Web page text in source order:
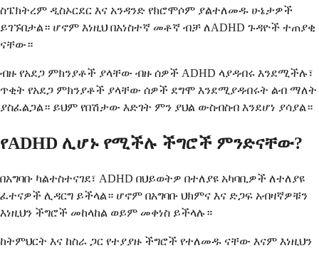
ስፔክትረም ዲስኦርደር እና አንዳንድ የክሮሞሶም ያልተለመዱ ሁኔታዎች
ይገኙበታል። ሆኖም እነዚህ በአነስተኛ መቶኛ ብቻ ለADHD ጉዳዮች ተጠያቂ
ናቸው።
ብዙ የአደጋ ምክንያቶች ያላቸው ብዙ ሰዎች ADHD ላያዳብሩ እንደሚችሉ፣
ጥቂት የአደጋ ምክንያቶች ያላቸው ሰዎች ደግሞ እንደሚያዳብሩት ልብ ማለት
ያስፈልጋል። ይህም የበሽታው እድገት ምን ያህል ውስብስብ እንደሆነ ያሳያል።
የADHD ሊሆኑ የሚችሉ ችግሮች ምንድናቸው?
በአግባቡ ካልተስተናገደ፣ ADHD በህይወትዎ በተለያዩ አካባቢዎች ለተለያዩ
ፈተናዎች ሊዳርግ ይችላል። ሆኖም በአግባቡ ህክምና እና ድጋፍ አብዛኛዎቹን
እነዚህን ችግሮች መከላከል ወይም መቀነስ ይችላሉ።
ከትምህርት እና ከስራ ጋር የተያያዙ ችግሮች የተለመዱ ናቸው እናም እነዚህን